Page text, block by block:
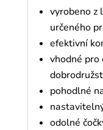
vyrobeno z
určeného
efektivní
vhodné pro
pohodlné
odolné